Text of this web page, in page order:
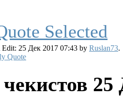
Edit: 25 Дек 2017 07:43 by Ruslan73.
Quote
25